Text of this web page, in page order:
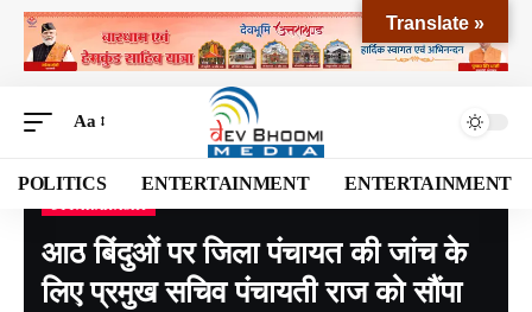
Aa
POLITICS ENTERTAINMENT ENTERTAINMENT
Devbhoomi Media>Blog> NATIONAL>UTTARAKHAND >UTTARAKASHI
आठ बिंदुओं पर जिला पंचायत की जांच के
लिए प्रमुख सचिव पंचायती राज को सौंपा
Translate »